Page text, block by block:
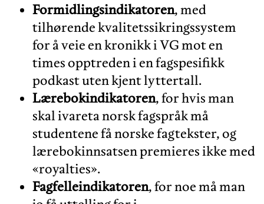
Formidlingsindikatoren, med
tilhørende kvalitetssikringssystem
for å veie en kronikk i VG mot en
times opptreden i en fagspesifikk
podkast uten kjent lyttertall.
Lærebokindikatoren, for hvis man
skal ivareta norsk fagspråk må
studentene få norske fagtekster, og
lærebokinnsatsen premieres ikke med
«royalties».
Fagfelleindikatoren, for noe må man